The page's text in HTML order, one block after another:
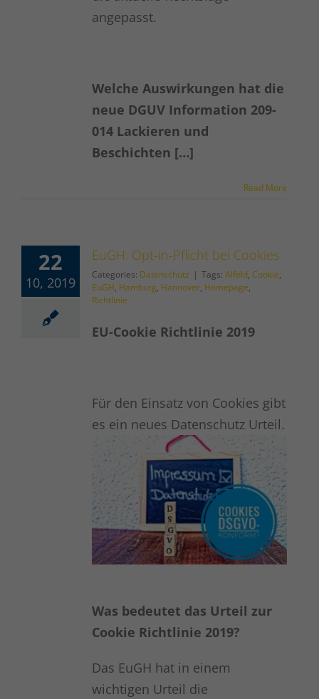
angepasst.
Welche Auswirkungen hat die
neue DGUV Information 209-
014 Lackieren und
Beschichten […]
Read More
22
10, 2019
EuGH: Opt-in-Pflicht bei Cookies
Categories: Datenschutz | Tags: Alfeld, Cookie,
EuGH, Hamburg, Hannover, Homepage,
Richtlinie
EU-Cookie Richtlinie 2019
Für den Einsatz von Cookies gibt
es ein neues Datenschutz Urteil.
Was bedeutet das Urteil zur
Cookie Richtlinie 2019?
Das EuGH hat in einem
wichtigen Urteil die